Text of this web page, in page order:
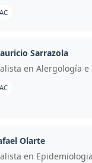
Sarrazola
en Alergología
Olarte
en